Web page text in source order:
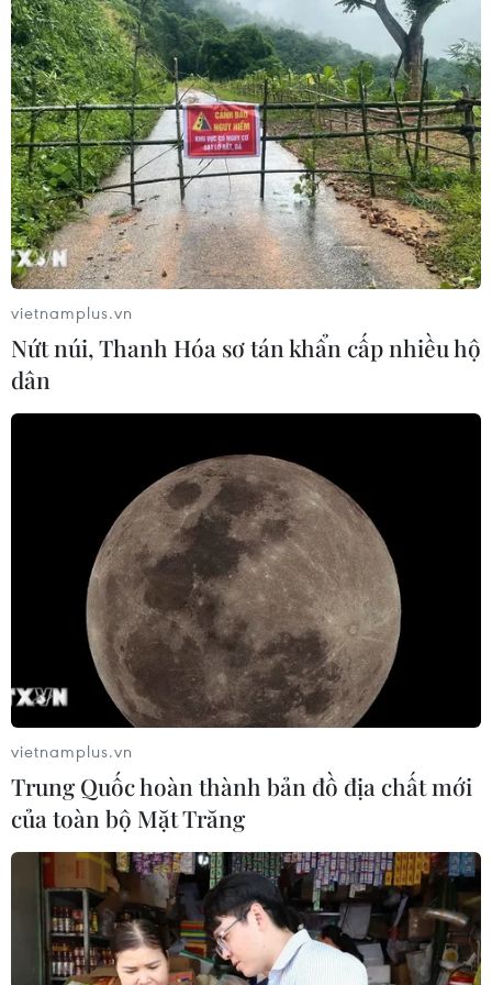
Trung Bộ tiếp tục có mưa to đến rất to,
nguy cơ xảy ra lũ quét, sạt lở
Dự báo 6 giờ đến 12 giờ ngày 18/10, các tỉnh, thành từ
Hà Tĩnh đến Quảng Nam có mưa 40-100 mm có nơi
trên 200mm, nguy cơ cao xảy ra lũ quét, sạt lở đất và
ngập úng cục bộ.
Bão số 9 suy yếu thành áp thấp, lũ đặc biệt
vietnamplus.vn
Nứt núi, Thanh Hóa sơ tán khẩn cấp nhiều hộ
dân
vietnamplus.vn
Trung Quốc hoàn thành bản đồ địa chất mới
của toàn bộ Mặt Trăng